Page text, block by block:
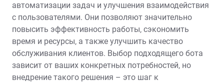
автоматизации задач и улучшения взаимодействия
с пользователями. Они позволяют значительно
повысить эффективность работы‚ сэкономить
время и ресурсы‚ а также улучшить качество
обслуживания клиентов. Выбор подходящего бота
зависит от ваших конкретных потребностей‚ но
внедрение такого решения – это шаг к